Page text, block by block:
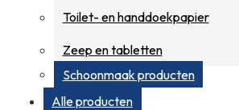
Toilet- en handdoekpapier
Zeep en tabletten
Schoonmaak producten
Alle producten